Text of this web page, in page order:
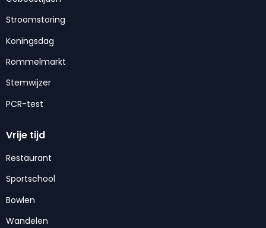
Stroomstoring
Koningsdag
Rommelmarkt
Stemwijzer
PCR-test
Vrije tijd
Restaurant
Sportschool
Bowlen
Wandelen